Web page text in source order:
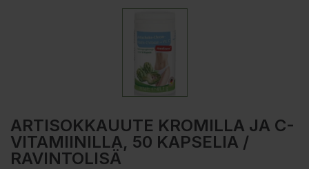
ARTISOKKAUUTE KROMILLA JA C-
VITAMIINILLA, 50 KAPSELIA /
RAVINTOLISÄ